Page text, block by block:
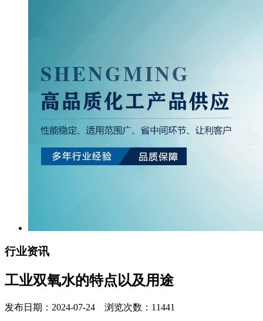
行业资讯
工业双氧水的特点以及用途
发布日期：2024-07-24 浏览次数：11441